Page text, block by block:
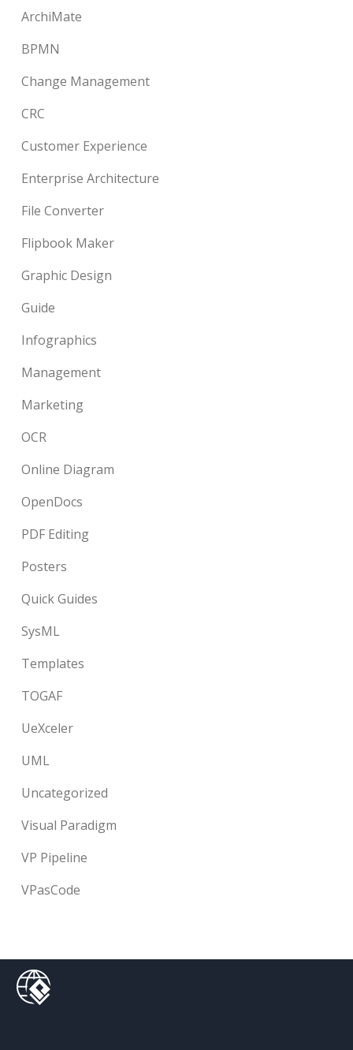
ArchiMate
BPMN
Change Management
CRC
Customer Experience
Enterprise Architecture
File Converter
Flipbook Maker
Graphic Design
Guide
Infographics
Management
Marketing
OCR
Online Diagram
OpenDocs
PDF Editing
Posters
Quick Guides
SysML
Templates
TOGAF
UeXceler
UML
Uncategorized
Visual Paradigm
VP Pipeline
VPasCode